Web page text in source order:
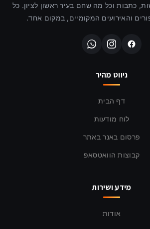
כתבות וכל מה שחם בעיר ראשון לציון. כל
והאירועים המקומיים, במקום אחד.
ניווט מהיר
דף הבית
לוח מודעות
פרסום באנר באתר
קבוצות הוואטסאפ
מידע ושירות
אודות